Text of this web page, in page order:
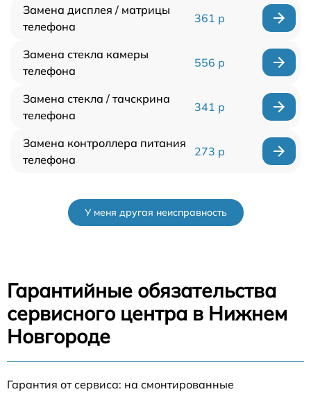
Замена дисплея / матрицы
телефона
361 р
Замена стекла камеры
телефона
556 р
Замена стекла / тачскрина
телефона
341 р
Замена контроллера питания
телефона
273 р
У меня другая неисправность
Гарантийные обязательства
сервисного центра в Нижнем
Новгороде
Гарантия от сервиса: на смонтированные